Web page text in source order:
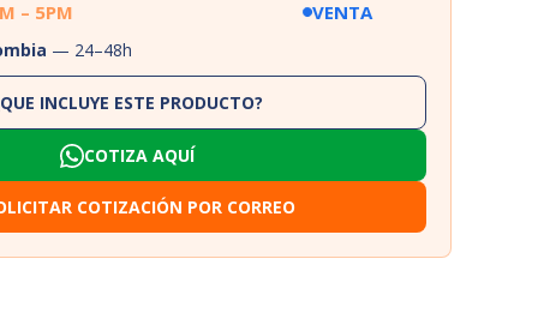
– 5PM VENTA
— 24–48h
INCLUYE ESTE PRODUCTO?
COTIZA AQUÍ
COTIZACIÓN POR CORREO